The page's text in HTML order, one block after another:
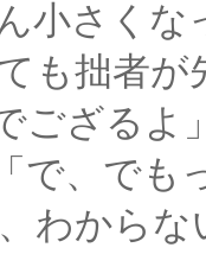
小さく
も拙者が
と大
、わた
わから